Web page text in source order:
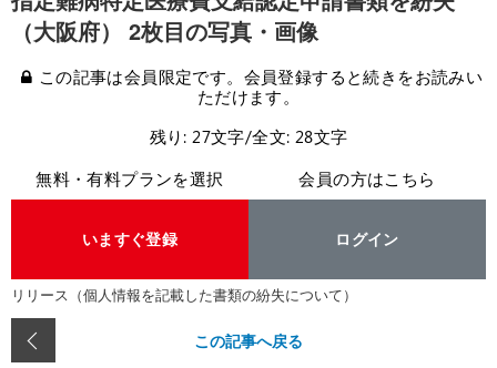
（大阪府） 2枚目の写真・画像
この記事は会員限定です。会員登録すると続きをお読みい
ただけます。
残り: 27文字/全文: 28文字
無料・有料プランを選択
いますぐ登録
会員の方はこちら
ログイン
リリース（個人情報を記載した書類の紛失について）
この記事へ戻る